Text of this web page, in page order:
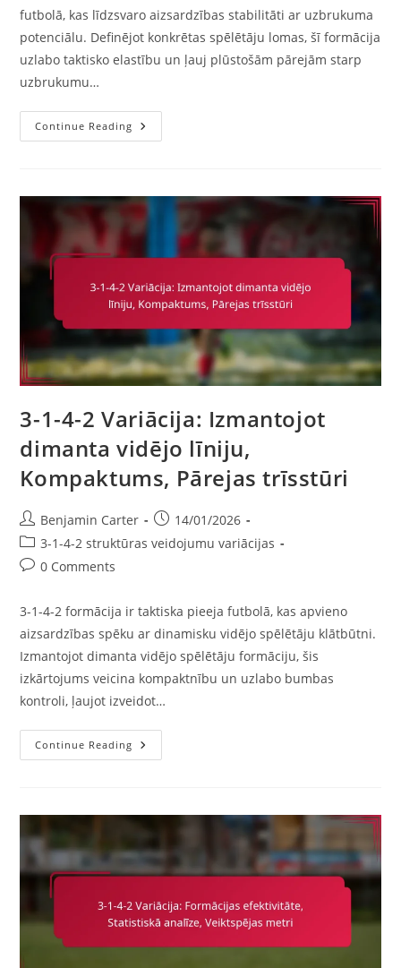
futbolā, kas līdzsvaro aizsardzības stabilitāti ar uzbrukuma
potenciālu. Definējot konkrētas spēlētāju lomas, šī formācija
uzlabo taktisko elastību un ļauj plūstošām pārejām starp
uzbrukumu…
Continue Reading 3-
1-
Lomu
Ietekme,
Taktiskā
Elastība,
Formācijas
Plūstamība
3-1-4-2 Variācija: Izmantojot
dimanta vidējo līniju,
Kompaktums, Pārejas trīsstūri
Post
author:
Benjamin Carter
Post
published:
14/01/2026
Post
category:
3-1-4-2 struktūras veidojumu variācijas
Post0 Comments
3-1-4-2 formācija ir taktiska pieeja futbolā, kas apvieno
aizsardzības spēku ar dinamisku vidējo spēlētāju klātbūtni.
Izmantojot dimanta vidējo spēlētāju formāciju, šis
izkārtojums veicina kompaktnību un uzlabo bumbas
kontroli, ļaujot izveidot…
Continue Reading 3-
1-
Dimanta
Vidējo
Kompaktums,
Pārejas
Trīsstūri